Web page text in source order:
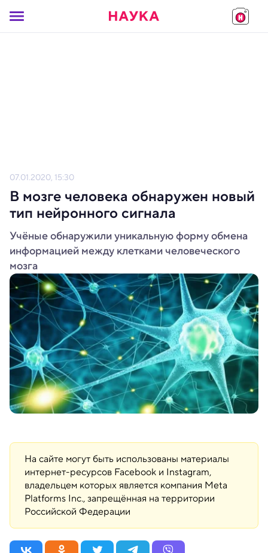
07.01.2020, 15:30
В мозге человека обнаружен новый
тип нейронного сигнала
Учёные обнаружили уникальную форму обмена
информацией между клетками человеческого
мозга
На сайте могут быть использованы материалы
интернет-ресурсов Facebook и Instagram,
владельцем которых является компания Meta
Platforms Inc., запрещённая на территории
Российской Федерации